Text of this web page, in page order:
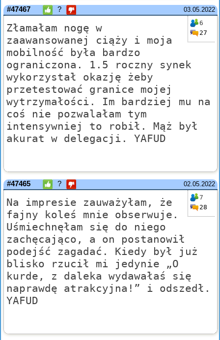
03.05.2022
#47467 ?
6
27
Złamałam nogę w
zaawansowanej ciąży i moja
mobilność była bardzo
ograniczona. 1.5 roczny synek
wykorzystał okazję żeby
przetestować granice mojej
wytrzymałości. Im bardziej mu na
coś nie pozwalałam tym
intensywniej to robił. Mąż był
akurat w delegacji. YAFUD
02.05.2022
#47465 ?
7
28
Na impresie zauważyłam, że
fajny koleś mnie obserwuje.
Uśmiechnęłam się do niego
zachęcająco, a on postanowił
podejść zagadać. Kiedy był już
blisko rzucił mi jedynie „O
kurde, z daleka wydawałaś się
naprawdę atrakcyjna!” i odszedł.
YAFUD